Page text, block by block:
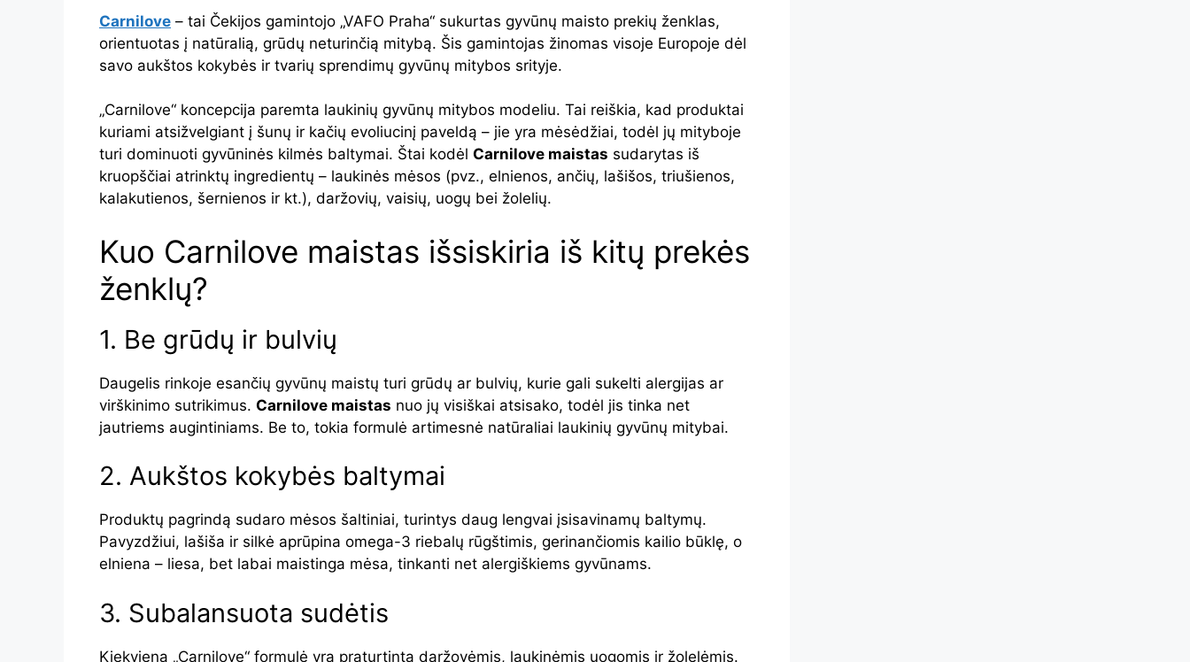
Carnilove – tai Čekijos gamintojo „VAFO Praha“ sukurtas gyvūnų maisto prekių ženklas,
orientuotas į natūralią, grūdų neturinčią mitybą. Šis gamintojas žinomas visoje Europoje dėl
savo aukštos kokybės ir tvarių sprendimų gyvūnų mitybos srityje.
„Carnilove“ koncepcija paremta laukinių gyvūnų mitybos modeliu. Tai reiškia, kad produktai
kuriami atsižvelgiant į šunų ir kačių evoliucinį paveldą – jie yra mėsėdžiai, todėl jų mityboje
turi dominuoti gyvūninės kilmės baltymai. Štai kodėl Carnilove maistas sudarytas iš
kruopščiai atrinktų ingredientų – laukinės mėsos (pvz., elnienos, ančių, lašišos, triušienos,
kalakutienos, šernienos ir kt.), daržovių, vaisių, uogų bei žolelių.
Kuo Carnilove maistas išsiskiria iš kitų prekės
ženklų?
1. Be grūdų ir bulvių
Daugelis rinkoje esančių gyvūnų maistų turi grūdų ar bulvių, kurie gali sukelti alergijas ar
virškinimo sutrikimus. Carnilove maistas nuo jų visiškai atsisako, todėl jis tinka net
jautriems augintiniams. Be to, tokia formulė artimesnė natūraliai laukinių gyvūnų mitybai.
2. Aukštos kokybės baltymai
Produktų pagrindą sudaro mėsos šaltiniai, turintys daug lengvai įsisavinamų baltymų.
Pavyzdžiui, lašiša ir silkė aprūpina omega-3 riebalų rūgštimis, gerinančiomis kailio būklę, o
elniena – liesa, bet labai maistinga mėsa, tinkanti net alergiškiems gyvūnams.
3. Subalansuota sudėtis
Kiekviena „Carnilove“ formulė yra praturtinta daržovėmis, laukinėmis uogomis ir žolelėmis.